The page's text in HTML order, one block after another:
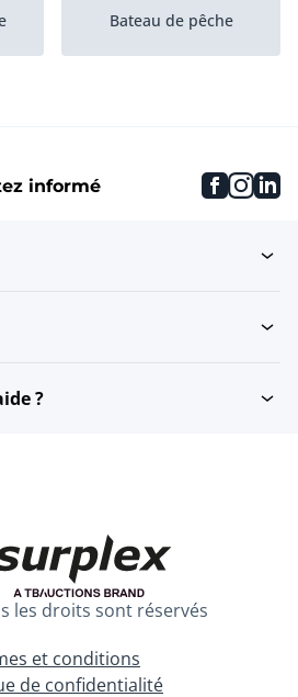
Bateau de pêche
Accessoires maritimes
informé
?
les droits sont réservés
et conditions
de confidentialité